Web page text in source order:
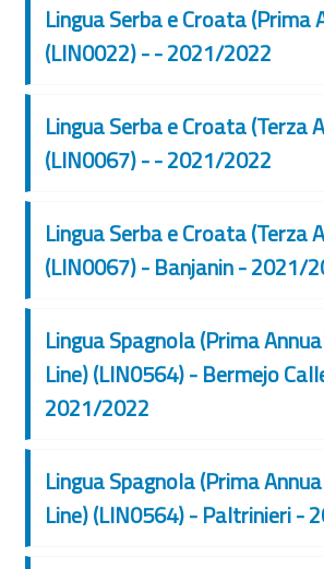
Lingua Serba e Croata (Prima
(LIN0022) - - 2021/2022
Lingua Serba e Croata (Terza
(LIN0067) - - 2021/2022
Lingua Serba e Croata (Terza
(LIN0067) - Banjanin - 2021/
Lingua Spagnola (Prima
Line) (LIN0564) - Bermejo
2021/2022
Lingua Spagnola (Prima
Line) (LIN0564) - Paltrinieri -